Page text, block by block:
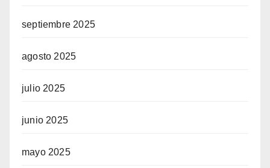
septiembre 2025
agosto 2025
julio 2025
junio 2025
mayo 2025